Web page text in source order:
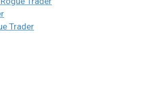
Trader